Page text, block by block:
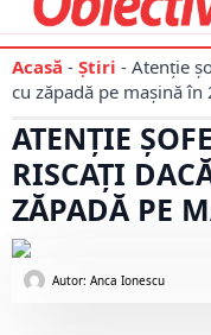
Acasă - Știri - Atenție
cu zăpadă pe mașină în
ATENȚIE
RISCAȚI
ZĂPADĂ PE
Autor: Anca Ionescu